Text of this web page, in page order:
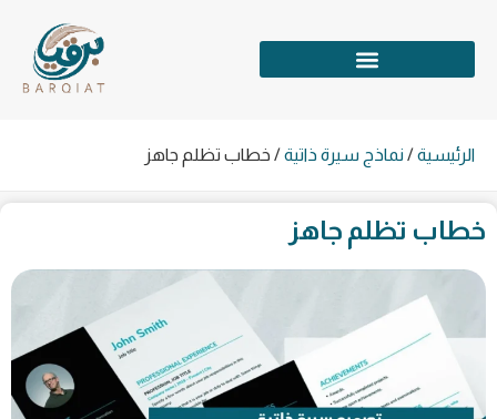
الرئيسية/نماذج سيرة ذاتية/ خطاب تظلم جاهز
خطاب تظلم جاهز